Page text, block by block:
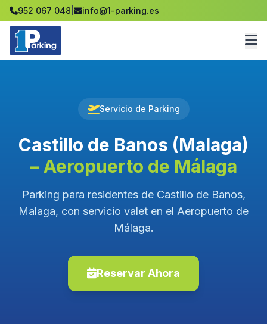
952 067 048 info@1-parking.es
Servicio de Parking
Castillo de Banos (Malaga)
– Aeropuerto de Málaga
Parking para residentes de Castillo de Banos,
Malaga, con servicio valet en el Aeropuerto de
Málaga.
Reservar Ahora